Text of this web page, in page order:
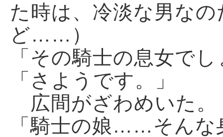
た時は、冷淡な男な
ど……）
「その騎士の息女で
「さようです。」
広間がざわめいた。
「騎士の娘……そんな